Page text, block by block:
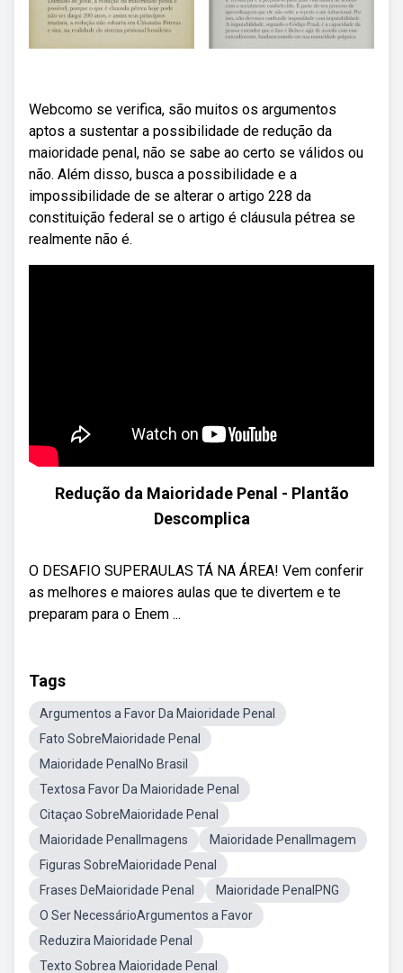
Webcomo se verifica, são muitos os argumentos
aptos a sustentar a possibilidade de redução da
maioridade penal, não se sabe ao certo se válidos ou
não. Além disso, busca a possibilidade e a
impossibilidade de se alterar o artigo 228 da
constituição federal se o artigo é cláusula pétrea se
realmente não é.
Redução da Maioridade Penal - Plantão
Descomplica
O DESAFIO SUPERAULAS TÁ NA ÁREA! Vem conferir
as melhores e maiores aulas que te divertem e te
preparam para o Enem ...
Tags
Argumentos a Favor Da Maioridade Penal
Fato SobreMaioridade Penal
Maioridade PenalNo Brasil
Textosa Favor Da Maioridade Penal
Citaçao SobreMaioridade Penal
Maioridade PenalImagens
Maioridade PenalImagem
Figuras SobreMaioridade Penal
Frases DeMaioridade Penal
Maioridade PenalPNG
O Ser NecessárioArgumentos a Favor
Reduzira Maioridade Penal
Texto Sobrea Maioridade Penal